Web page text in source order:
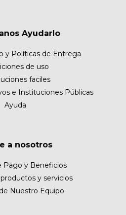
Ayudarlo
y Políticas de Entrega
de uso
faciles
e Instituciones Públicas
Ayuda
a nosotros
Pago y Beneficios
y servicios
Nuestro Equipo